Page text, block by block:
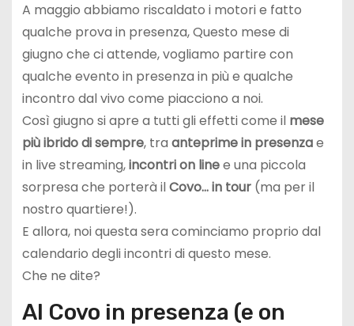
A maggio abbiamo riscaldato i motori e fatto
qualche prova in presenza, Questo mese di
giugno che ci attende, vogliamo partire con
qualche evento in presenza in più e qualche
incontro dal vivo come piacciono a noi.
Così giugno si apre a tutti gli effetti come il mese
più ibrido di sempre, tra anteprime in presenzae
in live streaming,incontri on linee una piccola
sorpresa che porterà ilCovo… in tour(ma per il
nostro quartiere!).
E allora, noi questa sera cominciamo proprio dal
calendario degli incontri di questo mese.
Che ne dite?
Al Covo in presenza (e on